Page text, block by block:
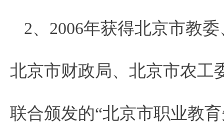
2、2006年获得北京市教
北京市财政局、北京市农工
联合颁发的“北京市职业教